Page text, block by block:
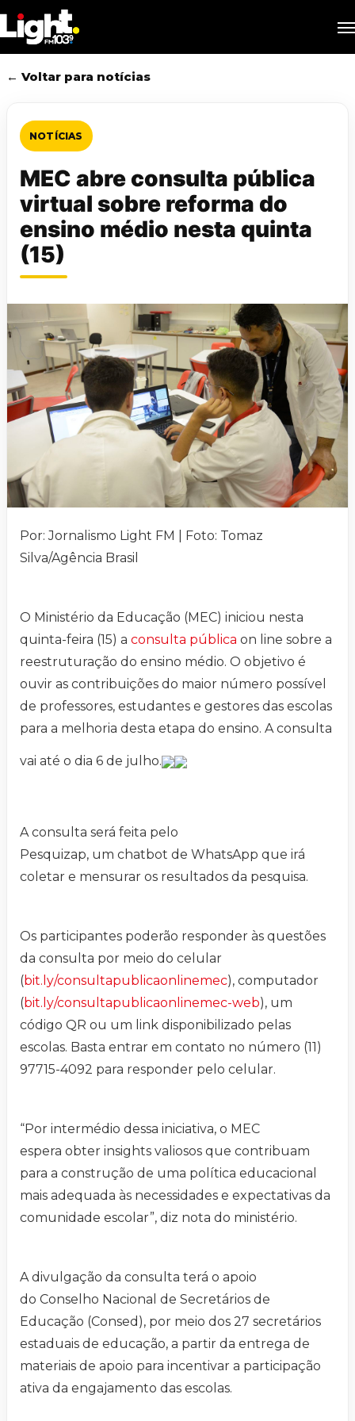
to
main
content
← Voltar para notícias
NOTÍCIAS
MEC abre consulta pública
virtual sobre reforma do
ensino médio nesta quinta
(15)
Por: Jornalismo Light FM | Foto: Tomaz
Silva/Agência Brasil
O Ministério da Educação (MEC) iniciou nesta
quinta-feira (15) a consulta pública on line sobre a
reestruturação do ensino médio. O objetivo é
ouvir as contribuições do maior número possível
de professores, estudantes e gestores das escolas
para a melhoria desta etapa do ensino. A consulta
vai até o dia 6 de julho.
A consulta será feita pelo
Pesquizap, um chatbot de WhatsApp que irá
coletar e mensurar os resultados da pesquisa.
Os participantes poderão responder às questões
da consulta por meio do celular
(bit.ly/consultapublicaonlinemec), computador
(bit.ly/consultapublicaonlinemec-web), um
código QR ou um link disponibilizado pelas
escolas. Basta entrar em contato no número (11)
97715-4092 para responder pelo celular.
“Por intermédio dessa iniciativa, o MEC
espera obter insights valiosos que contribuam
para a construção de uma política educacional
mais adequada às necessidades e expectativas da
comunidade escolar”, diz nota do ministério.
A divulgação da consulta terá o apoio
do Conselho Nacional de Secretários de
Educação (Consed), por meio dos 27 secretários
estaduais de educação, a partir da entrega de
materiais de apoio para incentivar a participação
ativa da engajamento das escolas.